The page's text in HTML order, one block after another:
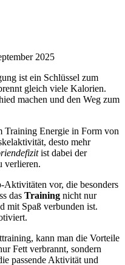
2025
ist ein Schlüssel zum
gleich viele Kalorien.
machen und den Weg zum
Training Energie in Form von
desto mehr
ist dabei der
verlieren.
vor, die besonders
das Training nicht nur
mit Spaß verbunden ist.
kann man die Vorteile
Fett verbrannt, sondern
passende Aktivität und